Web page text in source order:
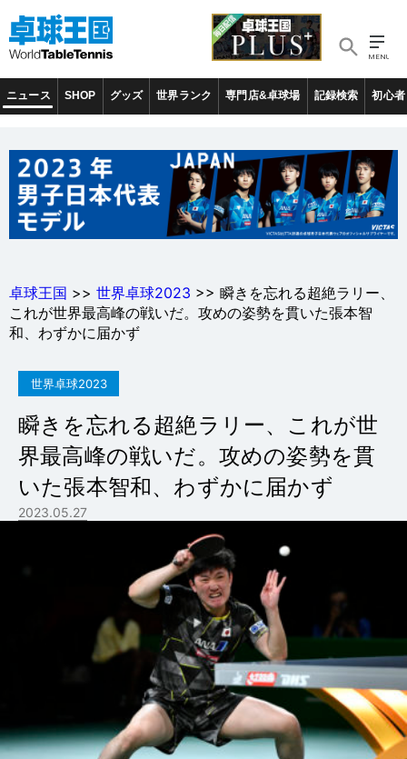
ニュース SHOP グッズ 世界ランク 専門店&卓球場 記録検索 初心者
卓球王国 >> 世界卓球2023 >> 瞬きを忘れる超絶ラリー、
これが世界最高峰の戦いだ。攻めの姿勢を貫いた張本智
和、わずかに届かず
世界卓球2023
瞬きを忘れる超絶ラリー、これが世
界最高峰の戦いだ。攻めの姿勢を貫
いた張本智和、わずかに届かず
2023.05.27